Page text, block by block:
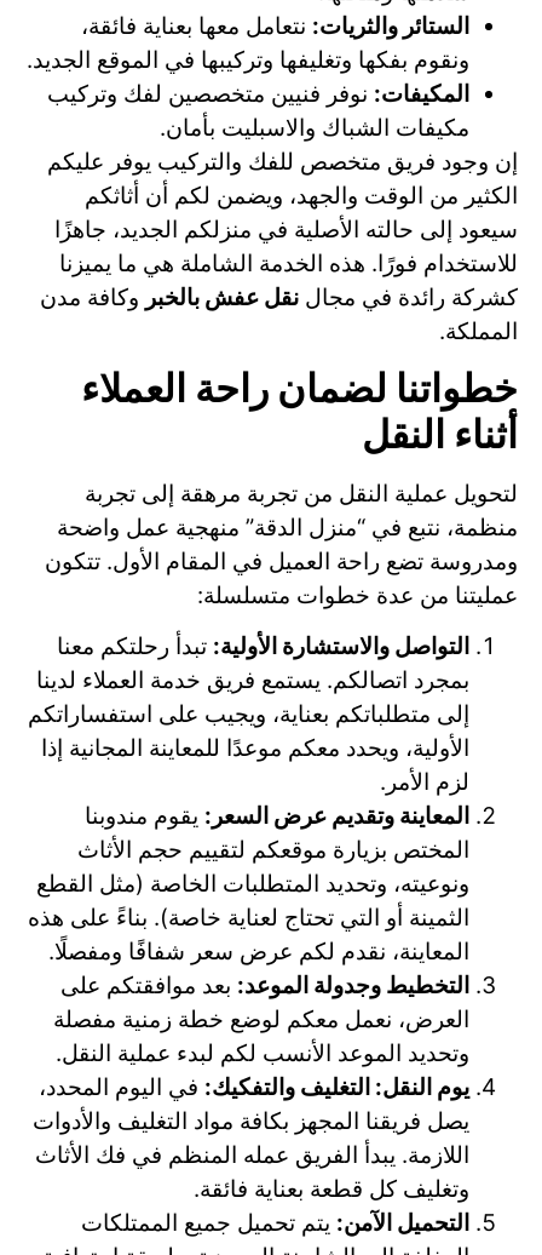
الستائر والثريات: نتعامل معها بعناية فائقة،
ونقوم بفكها وتغليفها وتركيبها في الموقع الجديد.
المكيفات: نوفر فنيين متخصصين لفك وتركيب
مكيفات الشباك والاسبليت بأمان.
إن وجود فريق متخصص للفك والتركيب يوفر عليكم
الكثير من الوقت والجهد، ويضمن لكم أن أثاثكم
سيعود إلى حالته الأصلية في منزلكم الجديد، جاهزًا
للاستخدام فورًا. هذه الخدمة الشاملة هي ما يميزنا
كشركة رائدة في مجال نقل عفش بالخبر وكافة مدن
المملكة.
خطواتنا لضمان راحة العملاء
أثناء النقل
لتحويل عملية النقل من تجربة مرهقة إلى تجربة
منظمة، نتبع في “منزل الدقة” منهجية عمل واضحة
ومدروسة تضع راحة العميل في المقام الأول. تتكون
عمليتنا من عدة خطوات متسلسلة:
التواصل والاستشارة الأولية: تبدأ رحلتكم معنا
بمجرد اتصالكم. يستمع فريق خدمة العملاء لدينا
إلى متطلباتكم بعناية، ويجيب على استفساراتكم
الأولية، ويحدد معكم موعدًا للمعاينة المجانية إذا
لزم الأمر.
المعاينة وتقديم عرض السعر: يقوم مندوبنا
المختص بزيارة موقعكم لتقييم حجم الأثاث
ونوعيته، وتحديد المتطلبات الخاصة (مثل القطع
الثمينة أو التي تحتاج لعناية خاصة). بناءً على هذه
المعاينة، نقدم لكم عرض سعر شفافًا ومفصلًا.
التخطيط وجدولة الموعد: بعد موافقتكم على
العرض، نعمل معكم لوضع خطة زمنية مفصلة
وتحديد الموعد الأنسب لكم لبدء عملية النقل.
يوم النقل: التغليف والتفكيك: في اليوم المحدد،
يصل فريقنا المجهز بكافة مواد التغليف والأدوات
اللازمة. يبدأ الفريق عمله المنظم في فك الأثاث
وتغليف كل قطعة بعناية فائقة.
التحميل الآمن: يتم تحميل جميع الممتلكات